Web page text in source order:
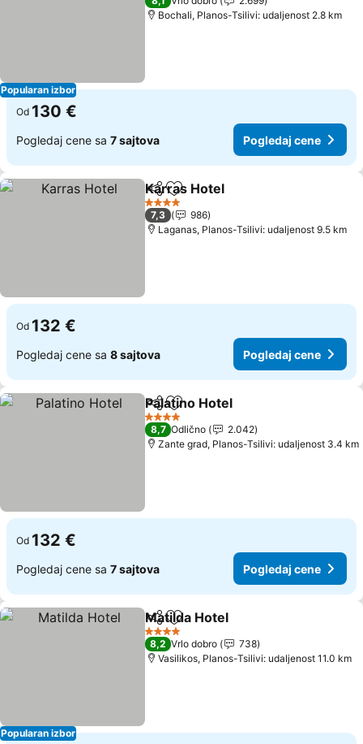
Popularan izbor
Bochali, Planos-Tsilivi: udaljenost 2.8 km
Od 130 €
Pogledaj cene sa 7 sajtova Pogledaj cene
Deli Dodati u favorite
Karras Hotel
4 Zvezdice
7,3
986
Laganas, Planos-Tsilivi: udaljenost 9.5 km
Od 132 €
Pogledaj cene sa 8 sajtova Pogledaj cene
Deli Dodati u favorite
Palatino Hotel
4 Zvezdice
8,7 Odlično
2.042
Zante grad, Planos-Tsilivi: udaljenost 3.4 km
Od 132 €
Pogledaj cene sa 7 sajtova Pogledaj cene
Popularan izbor
Deli Dodati u favorite
Matilda Hotel
4 Zvezdice
8,2 Vrlo dobro
738
Vasilikos, Planos-Tsilivi: udaljenost 11.0 km